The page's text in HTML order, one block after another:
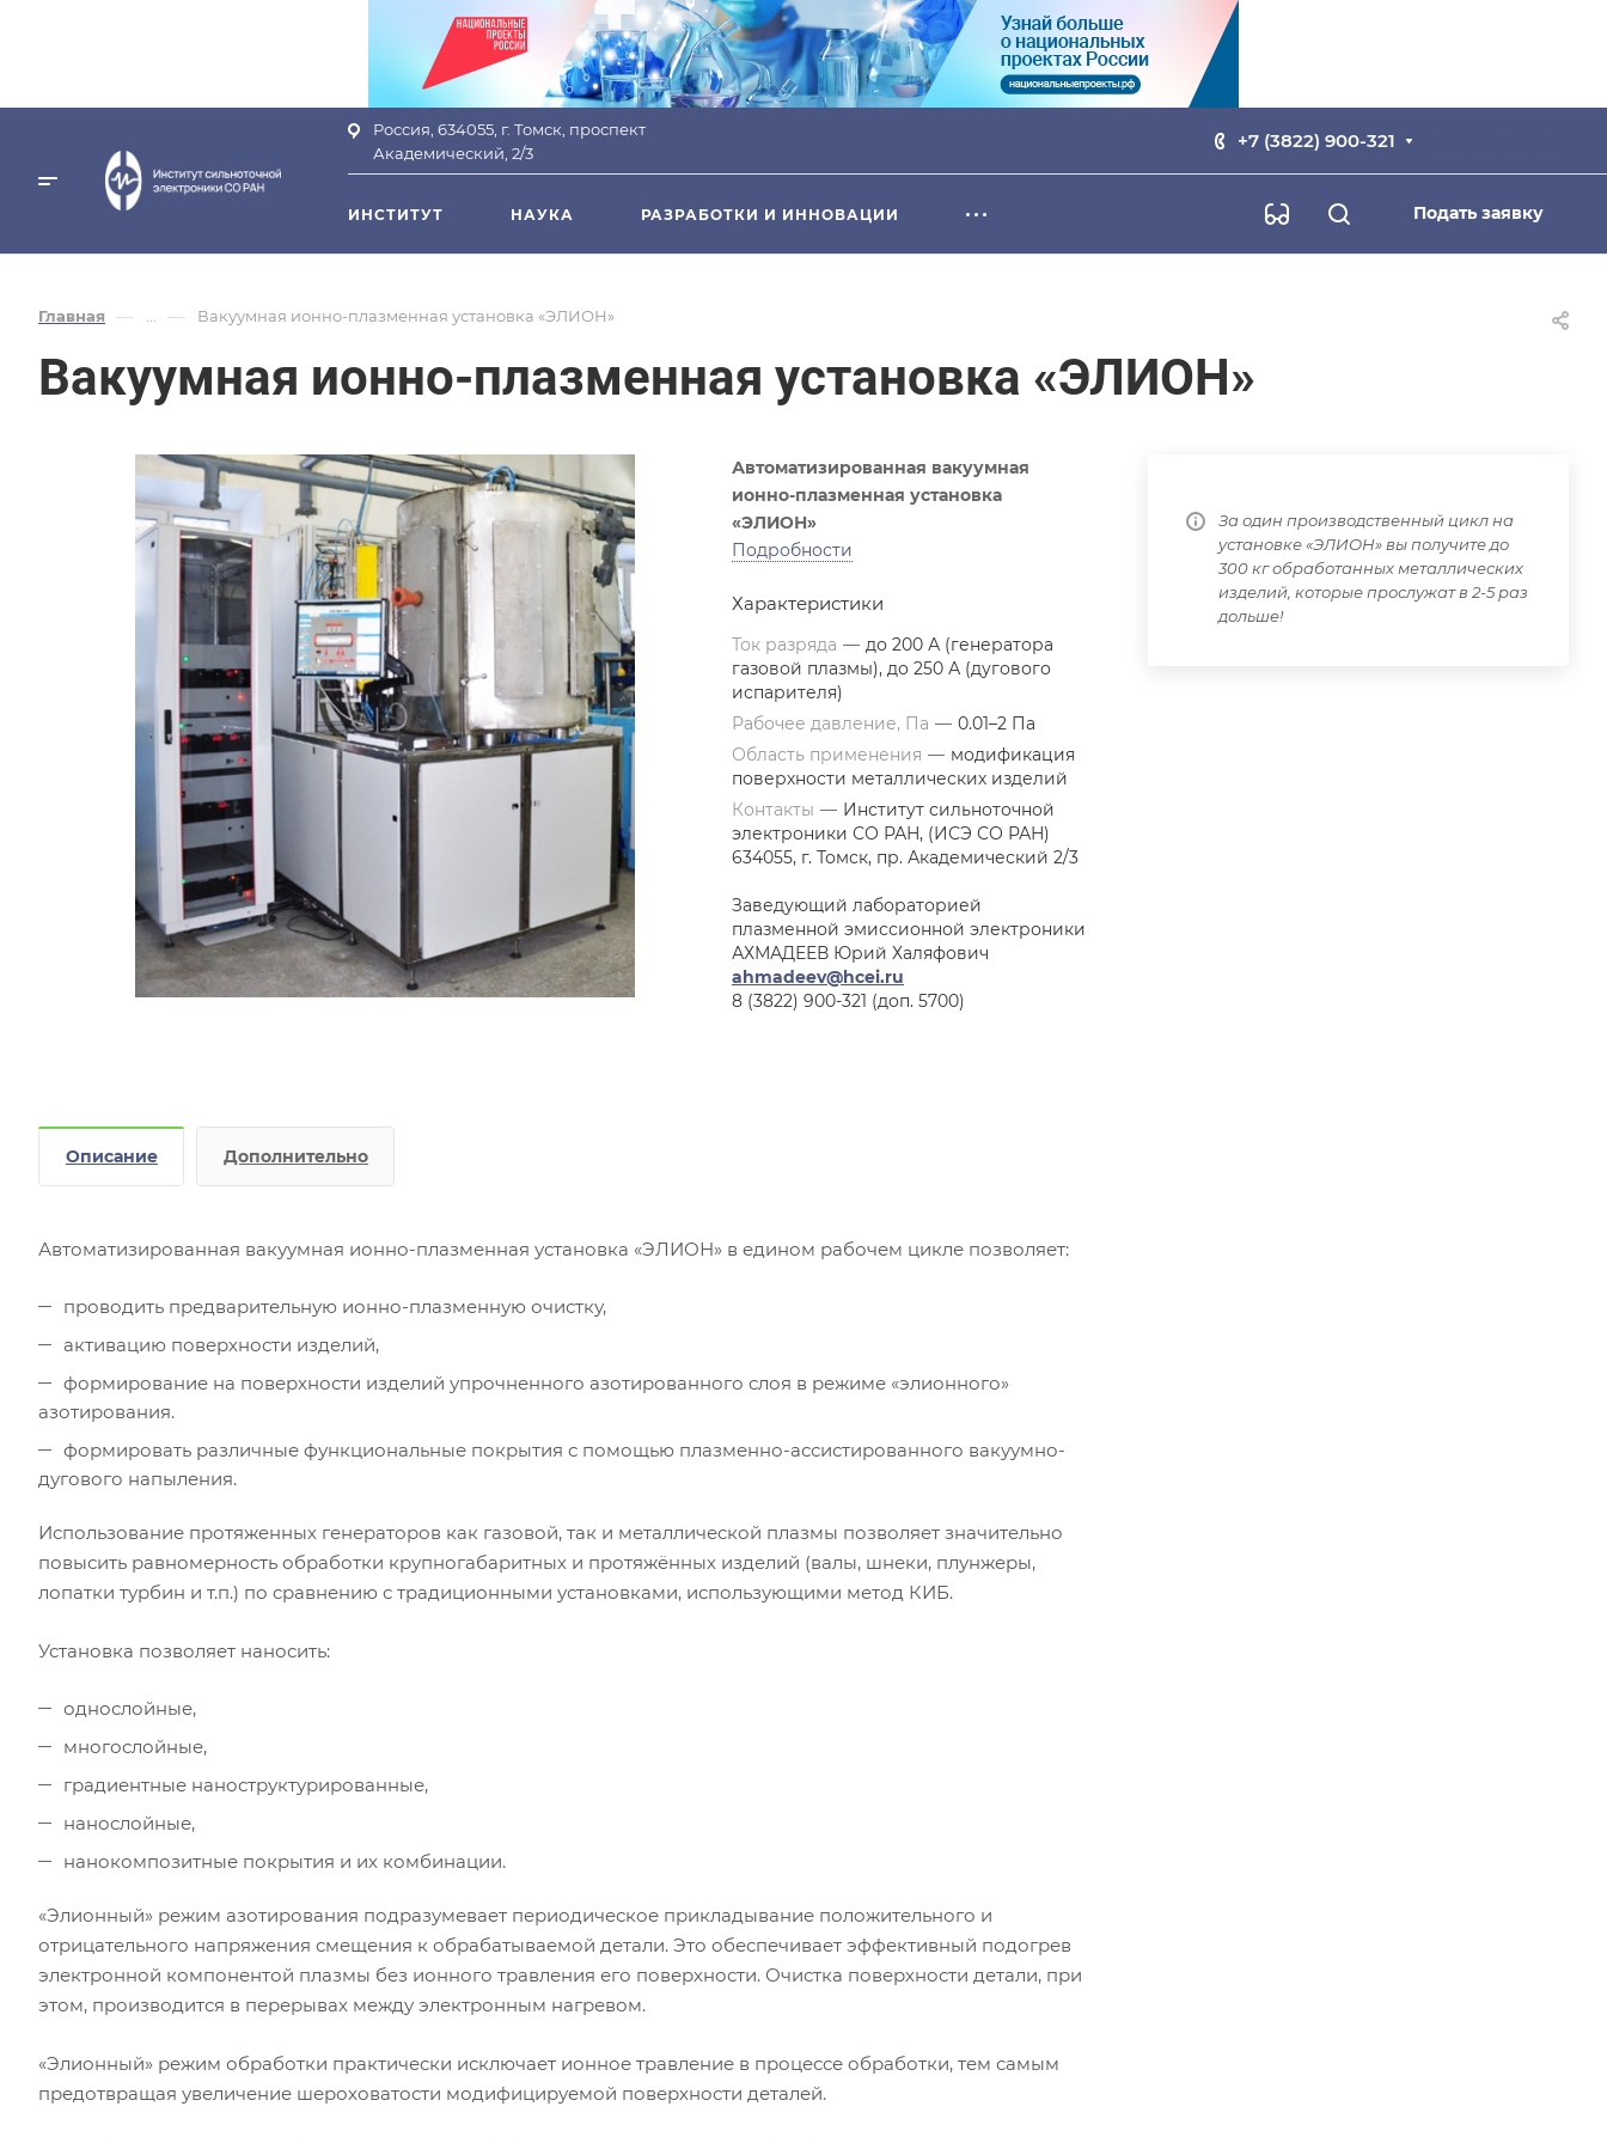
Россия, 634055, г. Томск, проспект
Академический, 2/3
+7 (3822) 900-321
ИНСТИТУТ НАУКА РАЗРАБОТКИ И ИННОВАЦИИ Подать заявку
Главная — — Вакуумная ионно-плазменная установка «ЭЛИОН»
Вакуумная ионно-плазменная установка «ЭЛИОН»
За один производственный цикл на
установке «ЭЛИОН» вы получите до
300 кг обработанных металлических
изделий, которые прослужат в 2-5 раз
дольше!
Автоматизированная вакуумная
ионно-плазменная установка
«ЭЛИОН»
Подробности
Характеристики
Ток разряда — до 200 А (генератора
газовой плазмы), до 250 А (дугового
испарителя)
Рабочее давление, Па — 0.01–2 Па
Область применения — модификация
поверхности металлических изделий
Контакты — Институт сильноточной
электроники СО РАН, (ИСЭ СО РАН)
634055, г. Томск, пр. Академический 2/3
Заведующий лабораторией
плазменной эмиссионной электроники
АХМАДЕЕВ Юрий Халяфович
ahmadeev@hcei.ru
8 (3822) 900-321 (доп. 5700)
Описание Дополнительно
Автоматизированная вакуумная ионно-плазменная установка «ЭЛИОН» в едином рабочем цикле позволяет:
проводить предварительную ионно-плазменную очистку,
активацию поверхности изделий,
формирование на поверхности изделий упрочненного азотированного слоя в режиме «элионного»
азотирования.
формировать различные функциональные покрытия с помощью плазменно-ассистированного вакуумно-
дугового напыления.
Использование протяженных генераторов как газовой, так и металлической плазмы позволяет значительно
повысить равномерность обработки крупногабаритных и протяжённых изделий (валы, шнеки, плунжеры,
лопатки турбин и т.п.) по сравнению с традиционными установками, использующими метод КИБ.
Установка позволяет наносить:
однослойные,
многослойные,
градиентные наноструктурированные,
нанослойные,
нанокомпозитные покрытия и их комбинации.
«Элионный» режим азотирования подразумевает периодическое прикладывание положительного и
отрицательного напряжения смещения к обрабатываемой детали. Это обеспечивает эффективный подогрев
электронной компонентой плазмы без ионного травления его поверхности. Очистка поверхности детали, при
этом, производится в перерывах между электронным нагревом.
«Элионный» режим обработки практически исключает ионное травление в процессе обработки, тем самым
предотвращая увеличение шероховатости модифицируемой поверхности деталей.